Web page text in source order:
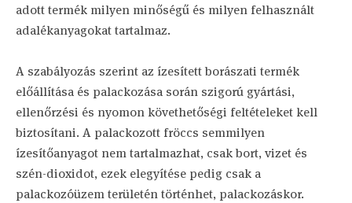
adott termék milyen minőségű és milyen felhasznált
adalékanyagokat tartalmaz.
A szabályozás szerint az ízesített borászati termék
előállítása és palackozása során szigorú gyártási,
ellenőrzési és nyomon követhetőségi feltételeket kell
biztosítani. A palackozott fröccs semmilyen
ízesítőanyagot nem tartalmazhat, csak bort, vizet és
szén-dioxidot, ezek elegyítése pedig csak a
palackozóüzem területén történhet, palackozáskor.